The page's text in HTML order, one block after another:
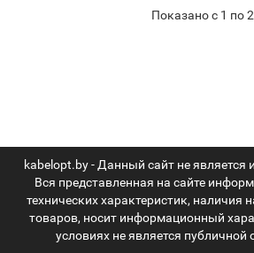
Показано с 1 по
kabelopt.by - Данный сайт не является
Вся представленная на сайте
технических характеристик, наличия
товаров, носит информационный
условиях не является публичной